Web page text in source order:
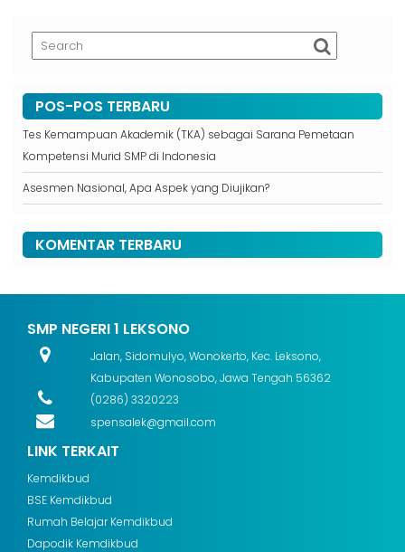
POS-POS TERBARU
Tes Kemampuan Akademik (TKA) sebagai Sarana Pemetaan
Kompetensi Murid SMP di Indonesia
Asesmen Nasional, Apa Aspek yang Diujikan?
KOMENTAR TERBARU
SMP NEGERI 1 LEKSONO
Jalan, Sidomulyo, Wonokerto, Kec. Leksono,
Kabupaten Wonosobo, Jawa Tengah 56362
(0286) 3320223
spensalek@gmail.com
LINK TERKAIT
Kemdikbud
BSE Kemdikbud
Rumah Belajar Kemdikbud
Dapodik Kemdikbud